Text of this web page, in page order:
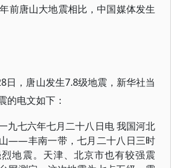
前唐山大地震相比，中国媒体发生
日，唐山发生7.8级地震，新华社当
的电文如下：
九七六年七月二十八日电 我国河北
——丰南一带，七月二十八日三时
地震。天津、北京市也有较强震